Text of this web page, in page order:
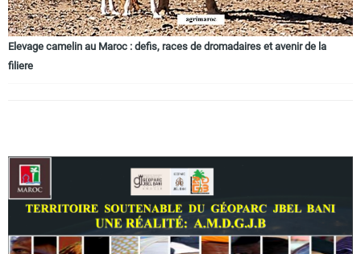
Elevage camelin au Maroc : defis, races de dromadaires et avenir de la
filiere